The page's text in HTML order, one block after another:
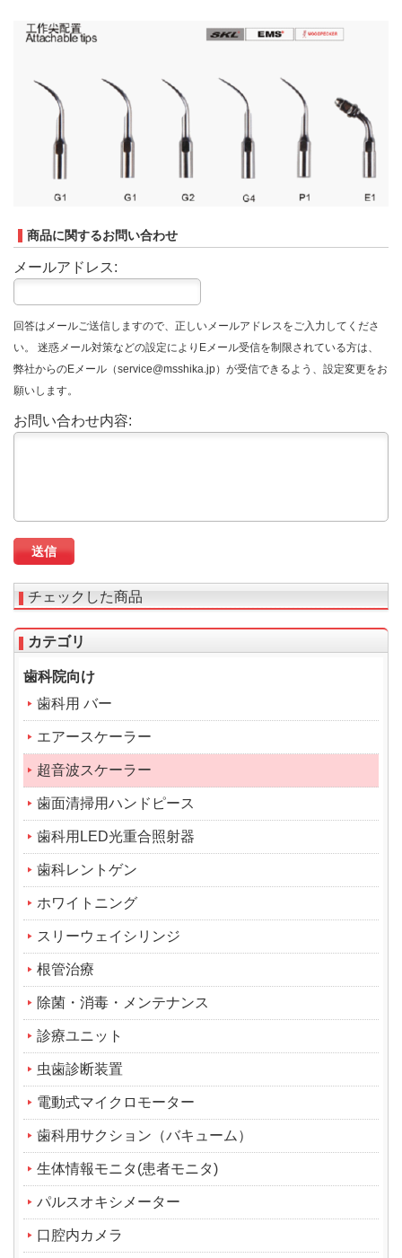
商品に関するお問い合わせ
メールアドレス:
回答はメールご送信しますので、正しいメールアドレスをご入力してくださ
い。 迷惑メール対策などの設定によりEメール受信を制限されている方は、
弊社からのEメール（service@msshika.jp）が受信できるよう、設定変更をお
願いします。
お問い合わせ内容:
チェックした商品
カテゴリ
歯科院向け
歯科用 バー
エアースケーラー
超音波スケーラー
歯面清掃用ハンドピース
歯科用LED光重合照射器
歯科レントゲン
ホワイトニング
スリーウェイシリンジ
根管治療
除菌・消毒・メンテナンス
診療ユニット
虫歯診断装置
電動式マイクロモーター
歯科用サクション（バキューム）
生体情報モニタ(患者モニタ)
パルスオキシメーター
口腔内カメラ